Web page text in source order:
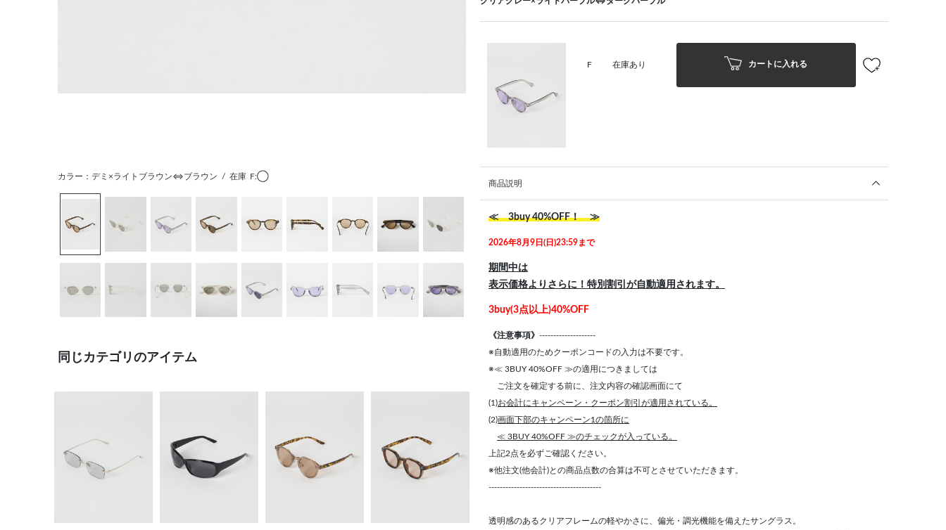
カラー：デミ×ライトブラウン⇔ブラウン / 在庫 F:◯
同じカテゴリのアイテム
F 在庫あり カートに入れる
商品説明
≪ 3buy 40%OFF！ ≫
2026年8月9日(日)23:59まで
期間中は
表示価格よりさらに！特別割引が自動適用されます。
3buy(3点以上)40%OFF
《注意事項》 --------------------
※自動適用のためクーポンコードの入力は不要です。
※≪ 3BUY 40%OFF ≫の適用につきましては
ご注文を確定する前に、注文内容の確認画面にて
(1)お会計にキャンペーン・クーポン割引が適用されている。
(2)画面下部のキャンペーン1の箇所に
≪ 3BUY 40%OFF ≫のチェックが入っている。
上記2点を必ずご確認ください。
※他注文(他会計)との商品点数の合算は不可とさせていただきます。
----------------------------------------
透明感のあるクリアフレームの軽やかさに、偏光・調光機能を備えたサングラス。